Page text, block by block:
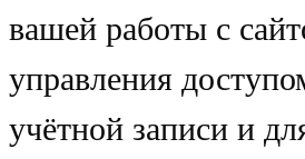
вашей работы с
управления
учётной записи и